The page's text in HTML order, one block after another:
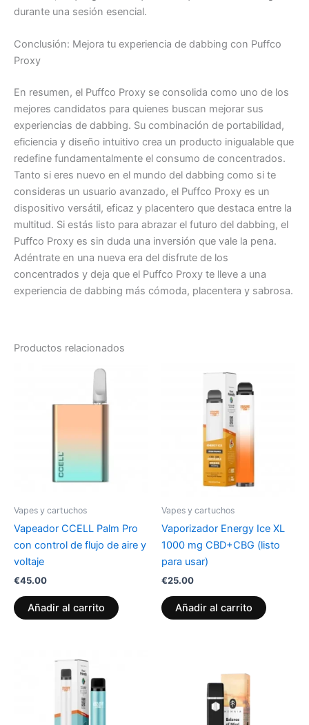
durante una sesión esencial.
Conclusión: Mejora tu experiencia de dabbing con Puffco
Proxy
En resumen, el Puffco Proxy se consolida como uno de los
mejores candidatos para quienes buscan mejorar sus
experiencias de dabbing. Su combinación de portabilidad,
eficiencia y diseño intuitivo crea un producto inigualable que
redefine fundamentalmente el consumo de concentrados.
Tanto si eres nuevo en el mundo del dabbing como si te
consideras un usuario avanzado, el Puffco Proxy es un
dispositivo versátil, eficaz y placentero que destaca entre la
multitud. Si estás listo para abrazar el futuro del dabbing, el
Puffco Proxy es sin duda una inversión que vale la pena.
Adéntrate en una nueva era del disfrute de los
concentrados y deja que el Puffco Proxy te lleve a una
experiencia de dabbing más cómoda, placentera y sabrosa.
Productos relacionados
Vapes y cartuchos
Vapeador CCELL Palm Pro
con control de flujo de aire y
voltaje
€45.00
Añadir al carrito
Vapes y cartuchos
Vaporizador Energy Ice XL
1000 mg CBD+CBG (listo
para usar)
€25.00
Añadir al carrito